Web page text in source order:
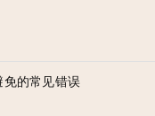
免的常见错误